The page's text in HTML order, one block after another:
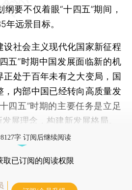
要不仅着眼“十四五”期间，
远景目标。
社会主义现代化国家新征程
五”时期中国发展面临新的机
处于百年未有之大变局，国
，内部中国已经转向高质量发
四五”时期的主要任务是立足
展理念，构建新发展格局。
字 订阅后继续阅读
取已订阅的阅读权限